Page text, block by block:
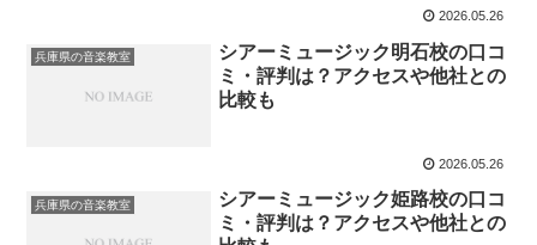
2026.05.26
兵庫県の音楽教室
シアーミュージック明石校の口コ
ミ・評判は？アクセスや他社との
比較も
2026.05.26
兵庫県の音楽教室
シアーミュージック姫路校の口コ
ミ・評判は？アクセスや他社との